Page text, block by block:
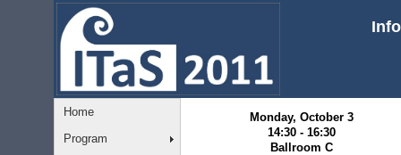
Home
Program
Monday, October 3
14:30 - 16:30
Ballroom C